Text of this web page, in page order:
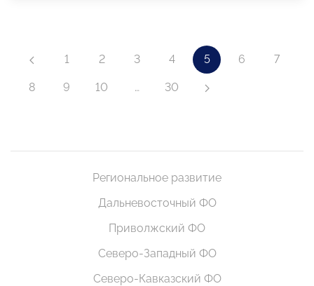
1 2 3 4 5 6 7
8 9 10 … 30
Региональное развитие
Дальневосточный ФО
Приволжский ФО
Северо-Западный ФО
Северо-Кавказский ФО